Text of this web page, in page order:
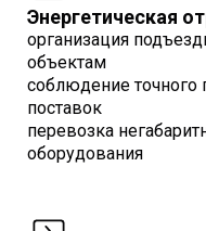
Энергетическая
организация
объектам
соблюдение точного
поставок
перевозка
оборудования